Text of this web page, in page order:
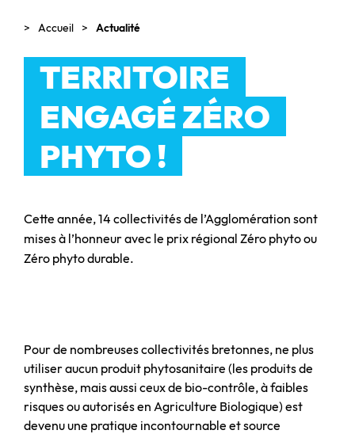
Accueil Actualité
TERRITOIRE
ENGAGÉ ZÉRO
PHYTO !
Cette année, 14 collectivités de l’Agglomération sont
mises à l’honneur avec le prix régional Zéro phyto ou
Zéro phyto durable.
Pour de nombreuses collectivités bretonnes, ne plus
utiliser aucun produit phytosanitaire (les produits de
synthèse, mais aussi ceux de bio-contrôle, à faibles
risques ou autorisés en Agriculture Biologique) est
devenu une pratique incontournable et source